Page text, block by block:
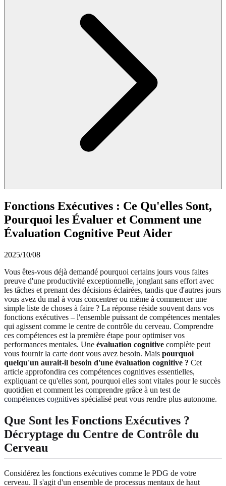
Fonctions Exécutives : Ce Qu'elles Sont,
Pourquoi les Évaluer et Comment une
Évaluation Cognitive Peut Aider
2025/10/08
Vous êtes-vous déjà demandé pourquoi certains jours vous faites
preuve d'une productivité exceptionnelle, jonglant sans effort avec
les tâches et prenant des décisions éclairées, tandis que d'autres jours
vous avez du mal à vous concentrer ou même à commencer une
simple liste de choses à faire ? La réponse réside souvent dans vos
fonctions exécutives – l'ensemble puissant de compétences mentales
qui agissent comme le centre de contrôle du cerveau. Comprendre
ces compétences est la première étape pour optimiser vos
performances mentales. Une évaluation cognitive complète peut
vous fournir la carte dont vous avez besoin. Mais pourquoi
quelqu'un aurait-il besoin d'une évaluation cognitive ? Cet
article approfondira ces compétences cognitives essentielles,
expliquant ce qu'elles sont, pourquoi elles sont vitales pour le succès
quotidien et comment les comprendre grâce à un test de
compétences cognitives spécialisé peut vous rendre plus autonome.
Que Sont les Fonctions Exécutives ?
Décryptage du Centre de Contrôle du
Cerveau
Considérez les fonctions exécutives comme le PDG de votre
cerveau. Il s'agit d'un ensemble de processus mentaux de haut